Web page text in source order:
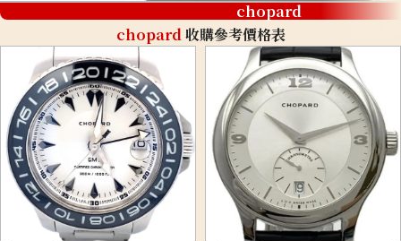
chopard
chopard收購參考價格表